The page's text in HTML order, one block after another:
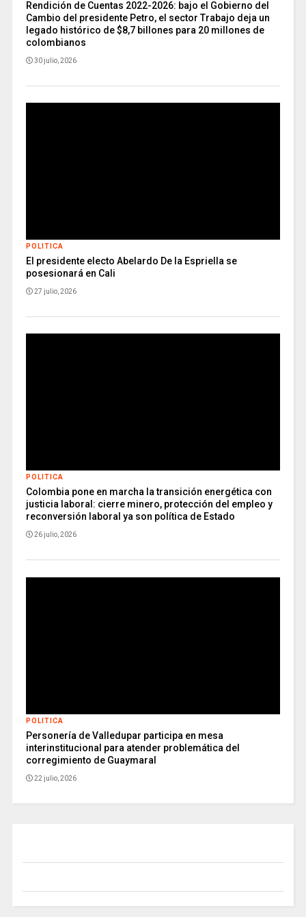
Rendición de Cuentas 2022-2026: bajo el Gobierno del
Cambio del presidente Petro, el sector Trabajo deja un
legado histórico de $8,7 billones para 20 millones de
colombianos
30 julio, 2026
POLITICA
El presidente electo Abelardo De la Espriella se
posesionará en Cali
27 julio, 2026
POLITICA
Colombia pone en marcha la transición energética con
justicia laboral: cierre minero, protección del empleo y
reconversión laboral ya son política de Estado
26 julio, 2026
POLITICA
Personería de Valledupar participa en mesa
interinstitucional para atender problemática del
corregimiento de Guaymaral
22 julio, 2026